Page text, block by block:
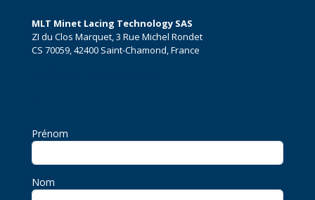
MLT Minet Lacing Technology SAS
ZI du Clos Marquet, 3 Rue Michel Rondet
CS 70059, 42400 Saint-Chamond, France
Prénom
Nom